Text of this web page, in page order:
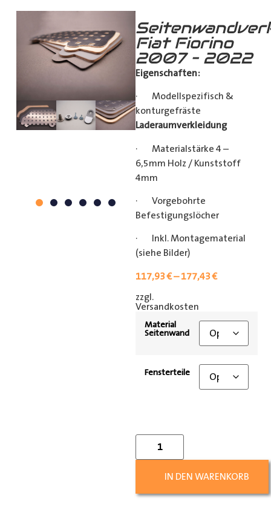
Fiat Fiorino
2007 – 2022
Eigenschaften:
· Modellspezifisch &
konturgefräste
Laderaumverkleidung
· Materialstärke 4 –
6,5mm Holz / Kunststoff
4mm
· Vorgebohrte
Befestigungslöcher
· Inkl. Montagematerial
(siehe Bilder)
117,93€–177,43€
zzgl.
Versandkosten
Material
Seitenwand
Fensterteile
IN DEN WARENKORB